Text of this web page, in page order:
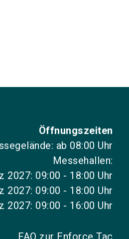
Öffnungszeiten
ab 08:00 Uhr
Messehallen:
2027: 09:00 - 18:00 Uhr
2027: 09:00 - 18:00 Uhr
2027: 09:00 - 16:00 Uhr
FAQ zur Enforce Tac